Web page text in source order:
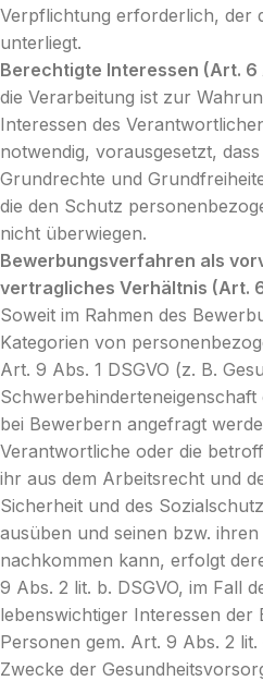
Verpflichtung erforderlich, der
unterliegt.
Berechtigte Interessen (Art. 6
die Verarbeitung ist zur
Interessen des
notwendig, vorausgesetzt,
Grundrechte und
die den Schutz
nicht überwiegen.
Bewerbungsverfahren als
vertragliches Verhältnis (Art. 6
Soweit im Rahmen des
Kategorien von
Art. 9 Abs. 1 DSGVO (z. B.
bei Bewerbern angefragt
Verantwortliche oder die
ihr aus dem Arbeitsrecht und
Sicherheit und des
ausüben und seinen bzw.
nachkommen kann, erfolgt
9 Abs. 2 lit. b. DSGVO, im Fall
lebenswichtiger Interessen
Personen gem. Art. 9 Abs. 2
Zwecke der